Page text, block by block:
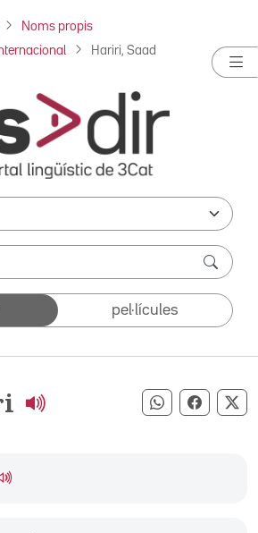
Noms propis
Hariri, Saad
pel·lícules
Compartir